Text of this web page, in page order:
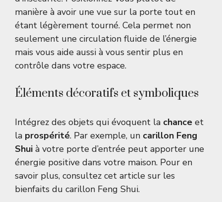
manière à avoir une vue sur la porte tout en
étant légèrement tourné. Cela permet non
seulement une circulation fluide de l’énergie
mais vous aide aussi à vous sentir plus en
contrôle dans votre espace.
Éléments décoratifs et symboliques
Intégrez des objets qui évoquent la chance et
la prospérité. Par exemple, un carillon Feng
Shui à votre porte d’entrée peut apporter une
énergie positive dans votre maison. Pour en
savoir plus, consultez cet article sur les
bienfaits du carillon Feng Shui.